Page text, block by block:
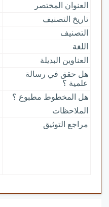
العنوان المختصر
تاريخ التصنيف
التصنيف
اللغة
العناوين البديلة
هل حقق في رسالة
علمية ؟
هل المخطوط مطبوع ؟
الملاحظات
مراجع التوثيق